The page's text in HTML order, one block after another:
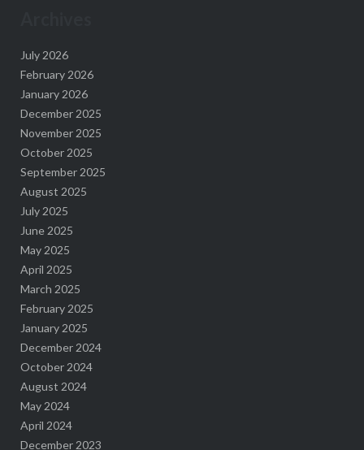
July 2026
February 2026
January 2026
December 2025
November 2025
October 2025
September 2025
August 2025
July 2025
June 2025
May 2025
April 2025
March 2025
February 2025
January 2025
December 2024
October 2024
August 2024
May 2024
April 2024
December 2023